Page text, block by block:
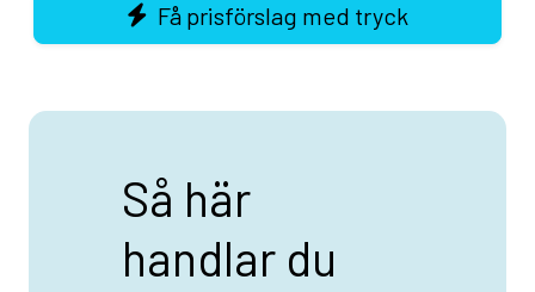
Få prisförslag med tryck
Så här
handlar du